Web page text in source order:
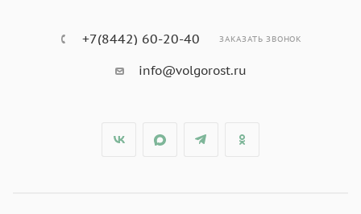
+7(8442) 60-20-40 ЗАКАЗАТЬ ЗВОНОК
info@volgorost.ru